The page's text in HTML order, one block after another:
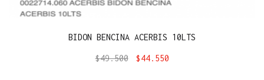
BIDON BENCINA ACERBIS 10LTS
$49.500 $44.550